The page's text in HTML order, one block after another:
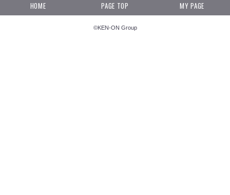
HOME PAGE TOP MY PAGE
©KEN-ON Group